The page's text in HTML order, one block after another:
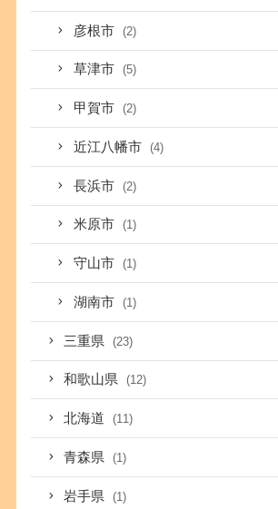
彦根市 (2)
草津市 (5)
甲賀市 (2)
近江八幡市 (4)
長浜市 (2)
米原市 (1)
守山市 (1)
湖南市 (1)
三重県 (23)
和歌山県 (12)
北海道 (11)
青森県 (1)
岩手県 (1)